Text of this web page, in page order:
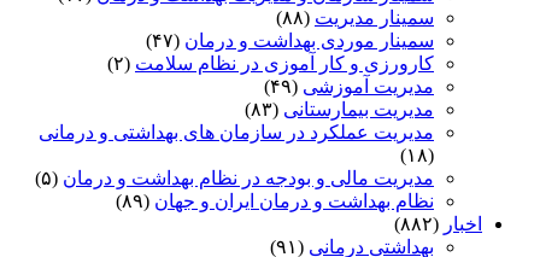
سمینار مدیریت (۸۸)
سمینار موردی بهداشت و درمان (۴۷)
کارورزی و کار آموزی در نظام سلامت (۲)
مدیریت آموزشی (۴۹)
مدیریت بیمارستانی (۸۳)
مدیریت عملکرد در سازمان های بهداشتی و درمانی
(۱۸)
مدیریت مالی و بودجه در نظام بهداشت و درمان (۵)
نظام بهداشت و درمان ایران و جهان (۸۹)
اخبار (۸۸۲)
بهداشتی درمانی (۹۱)